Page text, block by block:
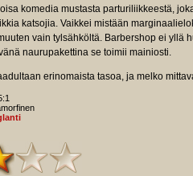
komedia mustasta parturiliikkeestä,
katsojia. Vaikkei mistään
vain tylsähköltä. Barbershop ei yllä
naurupakettina se toimii mainiosti.
erinomaista tasoa, ja melko